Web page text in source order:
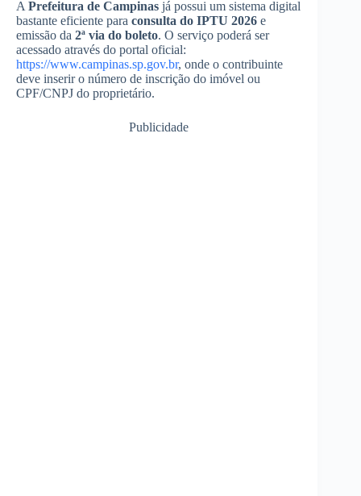
A Prefeitura de Campinas já possui um sistema digital
bastante eficiente para consulta do IPTU 2026 e
emissão da 2ª via do boleto. O serviço poderá ser
acessado através do portal oficial:
https://www.campinas.sp.gov.br, onde o contribuinte
deve inserir o número de inscrição do imóvel ou
CPF/CNPJ do proprietário.
Publicidade